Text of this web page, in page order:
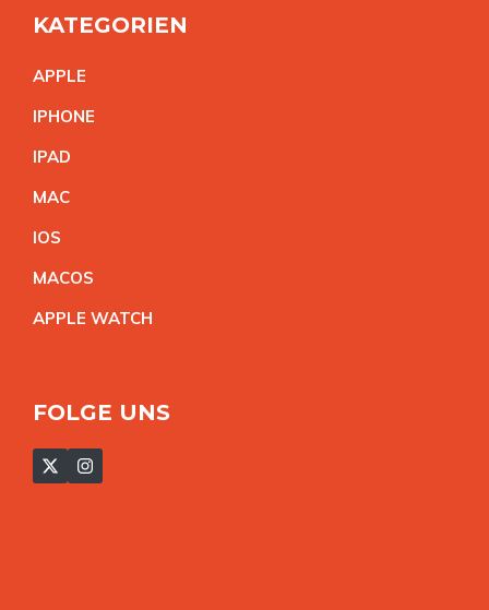
KATEGORIEN
APPLE
IPHONE
IPAD
MAC
IOS
MACOS
APPLE WATCH
FOLGE UNS